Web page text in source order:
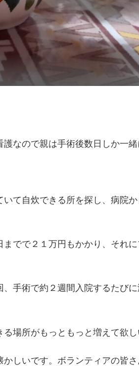
なので親は手術後数日しか一緒
て自炊できる所を探し、病院
でで２１万円もかかり、それ
手術で約２週間入院するたび
場所がもっともっと増えて欲し
しいです。ボランティアの皆